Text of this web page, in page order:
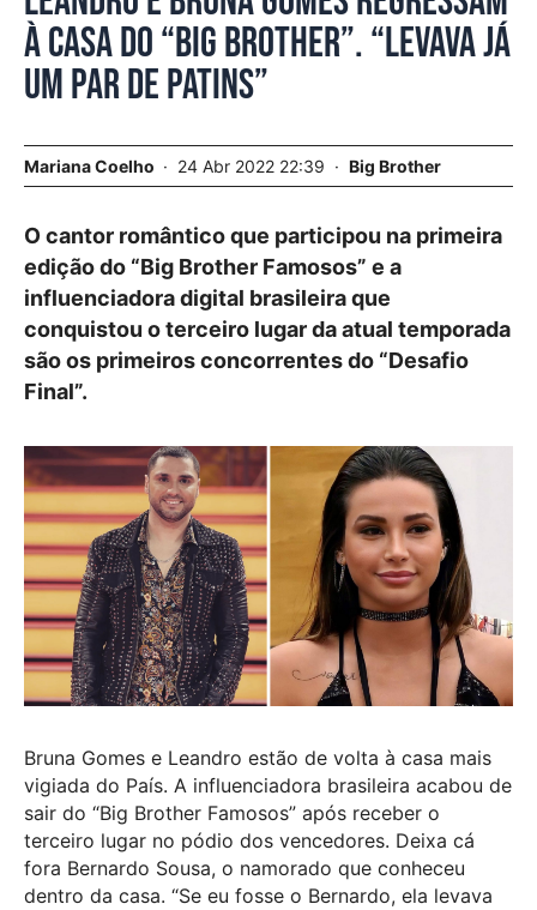
à casa do “Big Brother”. “Levava já
um par de patins”
Mariana Coelho 24 Abr 2022 22:39 Big Brother
O cantor romântico que participou na primeira
edição do “Big Brother Famosos” e a
influenciadora digital brasileira que
conquistou o terceiro lugar da atual temporada
são os primeiros concorrentes do “Desafio
Final”.
Bruna Gomes e Leandro estão de volta à casa mais
vigiada do País. A influenciadora brasileira acabou de
sair do “Big Brother Famosos” após receber o
terceiro lugar no pódio dos vencedores. Deixa cá
fora Bernardo Sousa, o namorado que conheceu
dentro da casa. “Se eu fosse o Bernardo, ela levava